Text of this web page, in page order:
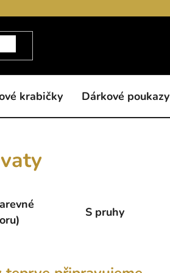
krabičky Dárkové poukazy
S pruhy